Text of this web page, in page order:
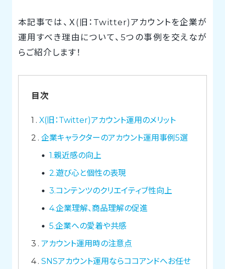
本記事では、Ｘ(旧：Twitter)アカウントを企業が
運用すべき理由について、5つの事例を交えなが
らご紹介します！
目次
1
X(旧：Twitter)アカウント運用のメリット
2 企業キャラクターのアカウント運用事例5選
1.親近感の向上
2.遊び心と個性の表現
3.コンテンツのクリエイティブ性向上
4.企業理解、商品理解の促進
5.企業への愛着や共感
3 アカウント運用時の注意点
4 SNSアカウント運用ならココアンドへお任せ